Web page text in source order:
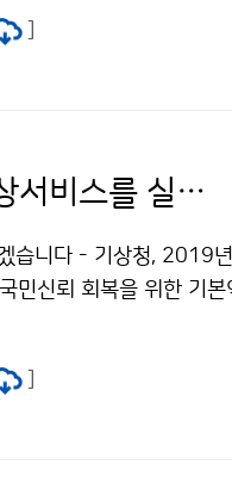
기본 역량에 집중한 국민 중심 기상서비스를 실현하겠습니다
습니다 - 기상청, 2019
민신뢰 회복을 위한 기본